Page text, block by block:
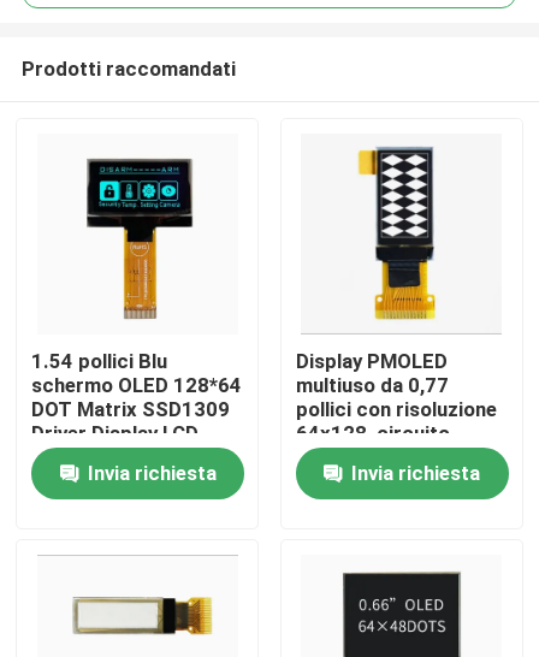
Casa
Prodotti
Manifestazione di VR
Prodotti raccomandati
1.54 pollici Blu
schermo OLED 128*64
DOT Matrix SSD1309
Driver Display LCD
monocromo
Invia richiesta
Display PMOLED
multiuso da 0,77
pollici con risoluzione
64x128, circuito
integrato di pilotaggio
SSD1312Invia richiesta